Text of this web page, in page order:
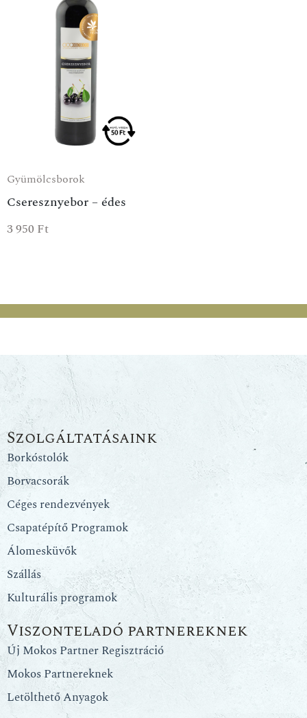
Gyümölcsborok
Cseresznyebor – édes
3 950 Ft
Szolgáltatásaink
Borkóstolók
Borvacsorák
Céges rendezvények
Csapatépítő Programok
Álomesküvők
Szállás
Kulturális programok
Viszonteladó partnereknek
Új Mokos Partner Regisztráció
Mokos Partnereknek
Letölthető Anyagok